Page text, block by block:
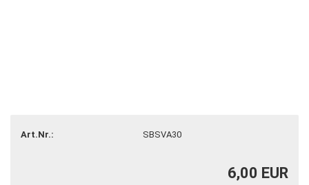
Art.Nr.: SBSVA30
6,00 EUR